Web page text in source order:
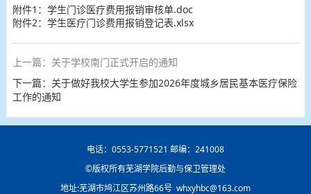
附件1：学生门诊医疗费用报销审核单.doc
附件2：学生医疗门诊费用报销登记表.xlsx
上一篇：关于学校南门正式开启的通知
下一篇：关于做好我校大学生参加2026年度城乡居民基本医疗保险
工作的通知
电话：0553-5771521 邮编：241008
©版权所有芜湖学院后勤与保卫管理处
地址:芜湖市鸠江区苏州路66号 whxyhbc@163.com